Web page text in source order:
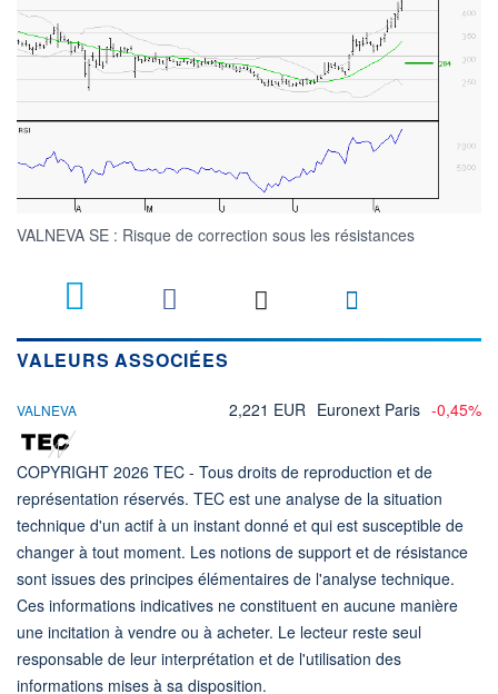
VALNEVA SE : Risque de correction sous les résistances
VALEURS ASSOCIÉES
VALNEVA 2,221 EUR Euronext Paris -0,45%
COPYRIGHT 2026 TEC - Tous droits de reproduction et de
représentation réservés. TEC est une analyse de la situation
technique d'un actif à un instant donné et qui est susceptible de
changer à tout moment. Les notions de support et de résistance
sont issues des principes élémentaires de l'analyse technique.
Ces informations indicatives ne constituent en aucune manière
une incitation à vendre ou à acheter. Le lecteur reste seul
responsable de leur interprétation et de l'utilisation des
informations mises à sa disposition.